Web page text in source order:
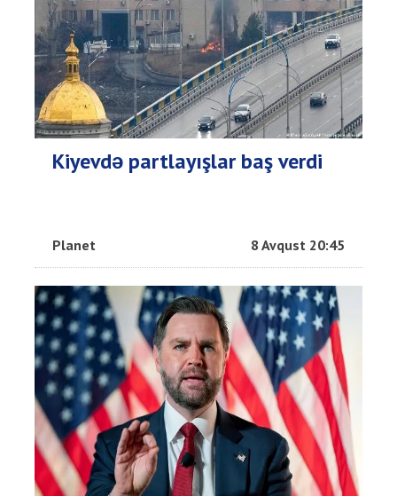
Kiyevdə partlayışlar baş verdi
Planet 8 Avqust 20:45